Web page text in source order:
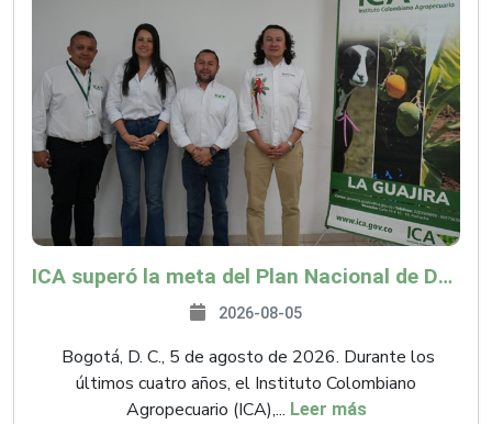
ICA superó la meta del Plan Nacional de Desarrollo y abrió 61 mercados internacionales
2026-08-05
Bogotá, D. C., 5 de agosto de 2026. Durante los
últimos cuatro años, el Instituto Colombiano
Agropecuario (ICA),... Leer más